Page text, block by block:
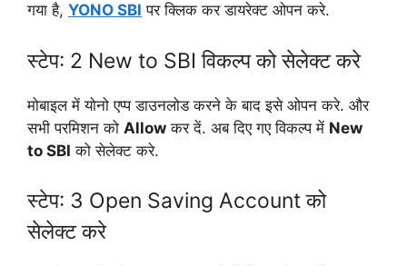
गया है, YONO SBI पर क्लिक कर डायरेक्ट ओपन करे.
स्टेप: 2 New to SBI विकल्प को सेलेक्ट करे
मोबाइल में योनो एप्प डाउनलोड करने के बाद इसे ओपन करे. और
सभी परमिशन को Allow कर दें. अब दिए गए विकल्प में New
to SBI को सेलेक्ट करे.
स्टेप: 3 Open Saving Account को
सेलेक्ट करे